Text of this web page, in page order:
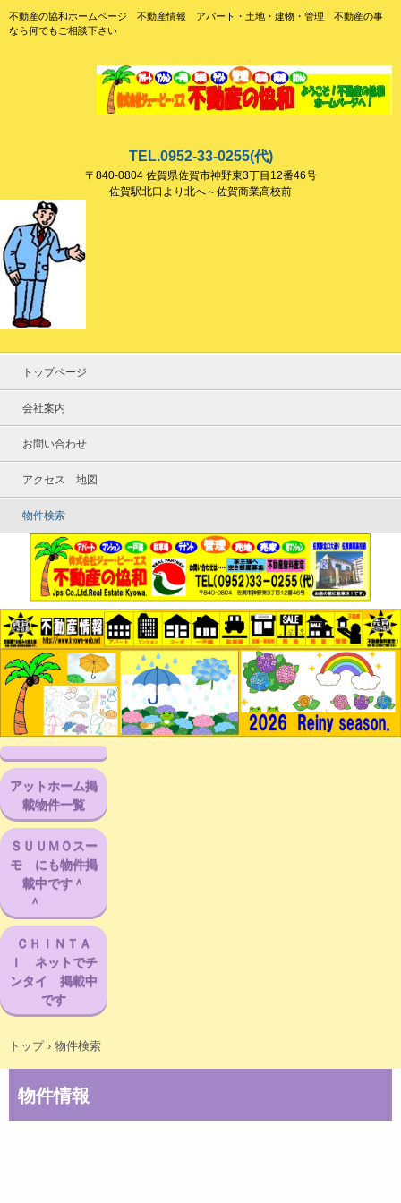
不動産の協和ホームページ 不動産情報 アパート・土地・建物・管理 不動産の事
なら何でもご相談下さい
TEL.0952-33‐0255(代)
〒840-0804 佐賀県佐賀市神野東3丁目12番46号
佐賀駅北口より北へ～佐賀商業高校前
トップページ
会社案内
お問い合わせ
アクセス 地図
物件検索
アットホーム掲
載物件一覧
ＳＵＵＭＯスー
モ にも物件掲
載中です＾
＾
ＣＨＩＮＴＡ
Ｉ ネットでチ
ンタイ 掲載中
です
トップ › 物件検索
物件情報